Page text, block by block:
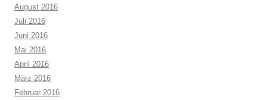
August 2016
Juli 2016
Juni 2016
Mai 2016
April 2016
März 2016
Februar 2016